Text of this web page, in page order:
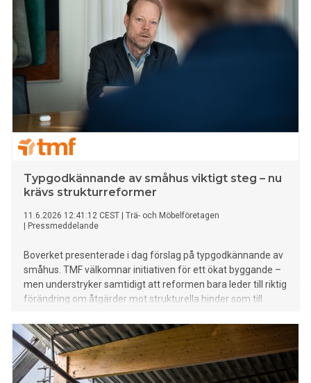
Typgodkännande av småhus viktigt steg – nu
krävs strukturreformer
11.6.2026 12:41:12 CEST
Trä- och Möbelföretagen
Pressmeddelande
Boverket presenterade i dag förslag på typgodkännande av
småhus. TMF välkomnar initiativen för ett ökat byggande –
men understryker samtidigt att reformen bara leder till riktig
förändring om åtgärder mot strukturella hinder som till